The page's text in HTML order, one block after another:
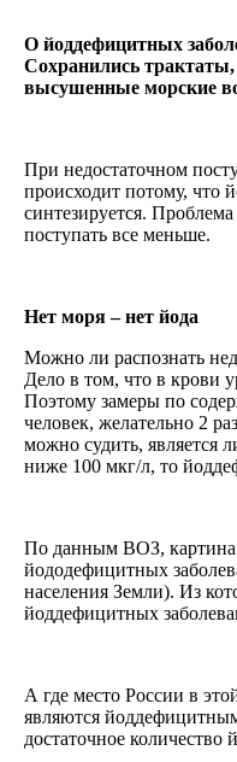
О йоддефицитных
Сохранились
высушенные морские
При недостаточном
происходит потому, что
синтезируется.
поступать все меньше.
Нет моря – нет йода
Можно ли распознать
Дело в том, что в крови
Поэтому замеры по
человек, желательно 2
можно судить, является
ниже 100 мкг/л, то
По данным ВОЗ, картина
йододефицитных
населения Земли). Из
йоддефицитных
А где место России в
являются
достаточное количество